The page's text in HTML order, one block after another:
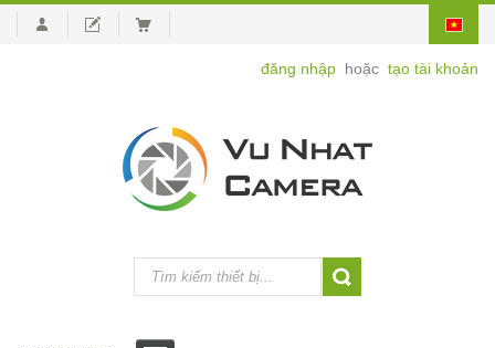
đăng nhập hoặc tạo tài khoản